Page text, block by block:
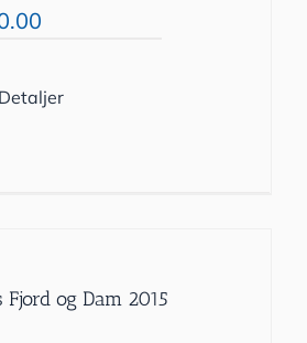
Detaljer
Fjord og Dam 2015